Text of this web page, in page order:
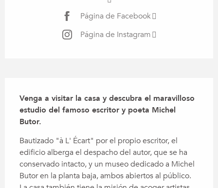
Página de Facebook
Página de Instagram
Venga a visitar la casa y descubra el maravilloso
estudio del famoso escritor y poeta Michel
Butor.
Bautizado "à L' Écart" por el propio escritor, el
edificio alberga el despacho del autor, que se ha
conservado intacto, y un museo dedicado a Michel
Butor en la planta baja, ambos abiertos al público.